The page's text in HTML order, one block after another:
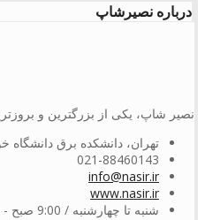
درباره نصیرشاپ
نصیر شاپ، یکی از بزرگترین و
تهران، دانشکده برق دانشگاه
021-88460143
info@nasir.ir
www.nasir.ir
شنبه تا چهارشنبه / 9:00 صبح - 6:00 غروب